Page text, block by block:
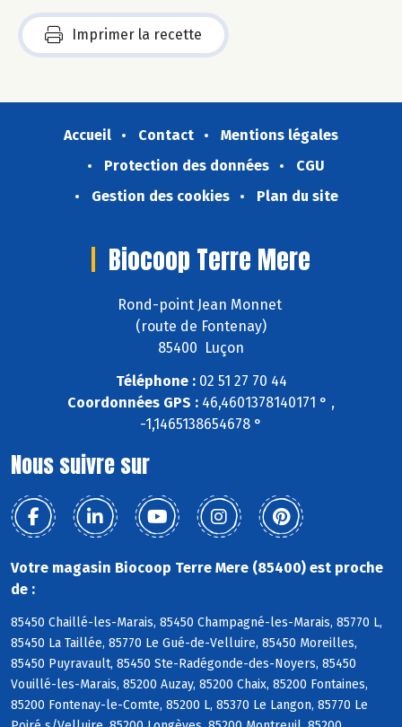
Imprimer la recette
Accueil Contact
Mentions légales
Protection des données
CGU
Gestion des cookies
Plan du site
Biocoop Terre Mere
Rond-point Jean Monnet
(route de Fontenay)
85400 Luçon
Téléphone :02 51 27 70 44
Coordonnées GPS : 46,4601378140171 ° ,
-1,1465138654678 °
Nous suivre sur
Votre magasin Biocoop Terre Mere (85400) est proche
de :
85450 Chaillé-les-Marais, 85450 Champagné-les-Marais, 85770 L,
85450 La Taillée, 85770 Le Gué-de-Velluire, 85450 Moreilles,
85450 Puyravault, 85450 Ste-Radégonde-des-Noyers, 85450
Vouillé-les-Marais, 85200 Auzay, 85200 Chaix, 85200 Fontaines,
85200 Fontenay-le-Comte, 85200 L, 85370 Le Langon, 85770 Le